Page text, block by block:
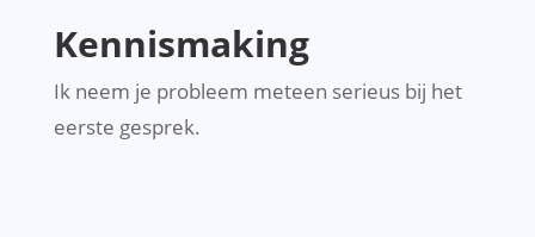
Kennismaking
Ik neem je probleem meteen serieus bij het
eerste gesprek.